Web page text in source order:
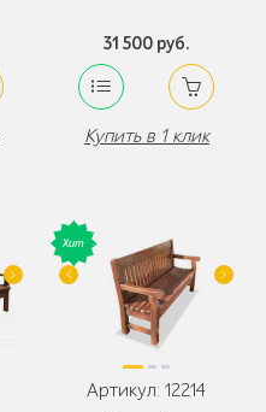
31 500 руб.
Купить в 1 клик
Артикул: 12214